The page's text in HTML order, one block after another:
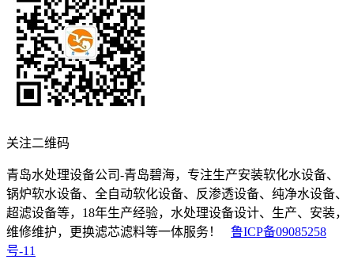
关注二维码
青岛水处理设备公司-青岛碧海，专注生产安装软化水设备、
锅炉软水设备、全自动软化设备、反渗透设备、纯净水设备、
超滤设备等，18年生产经验，水处理设备设计、生产、安装，
维修维护，更换滤芯滤料等一体服务！ 鲁ICP备09085258
号-11